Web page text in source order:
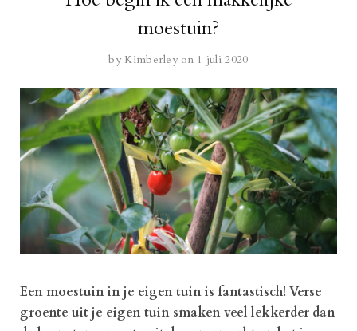
moestuin?
by Kimberley on 1 juli 2020
Een moestuin in je eigen tuin is fantastisch! Verse
groente uit je eigen tuin smaken veel lekkerder dan